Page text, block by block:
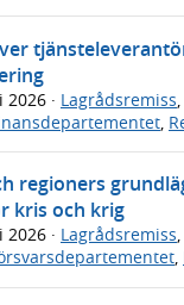
2026 · Lagrådsremiss,
,
regioners
kris och krig
2026 · Lagrådsremiss,
,